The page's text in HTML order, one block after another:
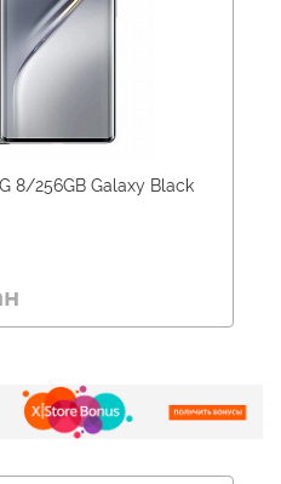
8/256GB Galaxy Black